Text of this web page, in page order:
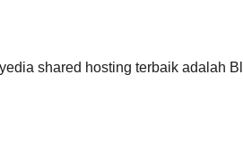
shared hosting terbaik adalah